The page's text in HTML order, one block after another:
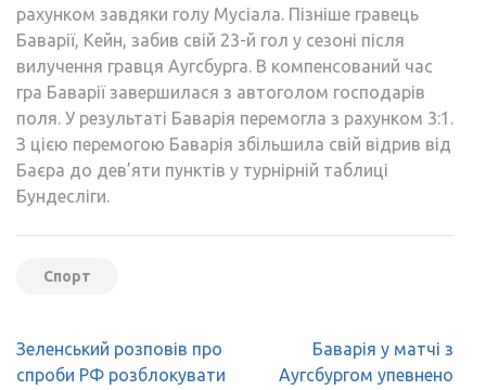
рахунком завдяки голу Мусіала. Пізніше гравець
Баварії, Кейн, забив свій 23-й гол у сезоні після
вилучення гравця Аугсбурга. В компенсований час
гра Баварії завершилася з автоголом господарів
поля. У результаті Баварія перемогла з рахунком 3:1.
З цією перемогою Баварія збільшила свій відрив від
Баєра до дев’яти пунктів у турнірній таблиці
Бундесліги.
Спорт
Навігація
записів
Зеленський розповів про
спроби РФ розблокувати
Баварія у матчі з
Аугсбургом упевнено